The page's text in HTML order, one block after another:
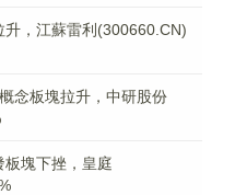
升，江蘇雷利(300660.CN)
念板塊拉升，中研股份
板塊下挫，皇庭